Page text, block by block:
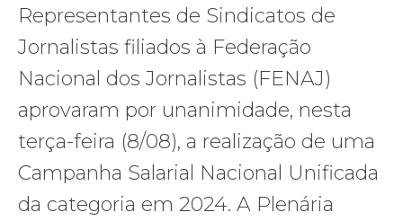
Representantes de Sindicatos de
Jornalistas filiados à Federação
Nacional dos Jornalistas (FENAJ)
aprovaram por unanimidade, nesta
terça-feira (8/08), a realização de uma
Campanha Salarial Nacional Unificada
da categoria em 2024. A Plenária